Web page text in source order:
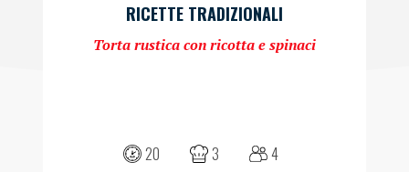
RICETTE TRADIZIONALI
Torta rustica con ricotta e spinaci
20 3 4